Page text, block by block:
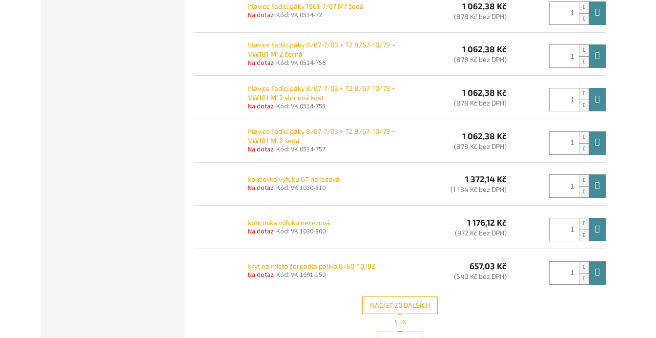
hlavice řadící páky 1961-7/67 M7 šedá
Na dotaz Kód: VK 0514-72
1 062,38 Kč
(878 Kč bez DPH)
hlavice řadící páky 8/67-7/03 + T2 8/67-10/79 +
VW181 M12 černá
Na dotaz Kód: VK 0514-756
1 062,38 Kč
(878 Kč bez DPH)
hlavice řadící páky 8/67-7/03 + T2 8/67-10/79 +
VW181 M12 slonová kost
Na dotaz Kód: VK 0514-755
1 062,38 Kč
(878 Kč bez DPH)
hlavice řadící páky 8/67-7/03 + T2 8/67-10/79 +
VW181 M12 šedá
Na dotaz Kód: VK 0514-757
1 062,38 Kč
(878 Kč bez DPH)
koncovka výfuku GT nerezová
Na dotaz Kód: VK 1030-810
1 372,14 Kč
(1 134 Kč bez DPH)
koncovka výfuku nerezová
Na dotaz Kód: VK 1030-800
1 176,12 Kč
(972 Kč bez DPH)
kryt na místo čerpadla paliva 8/60-10/92
Na dotaz Kód: VK 1691-150
657,03 Kč
(543 Kč bez DPH)
O
v
NAČÍST 20 DALŠÍCH
S
t
r
1 6